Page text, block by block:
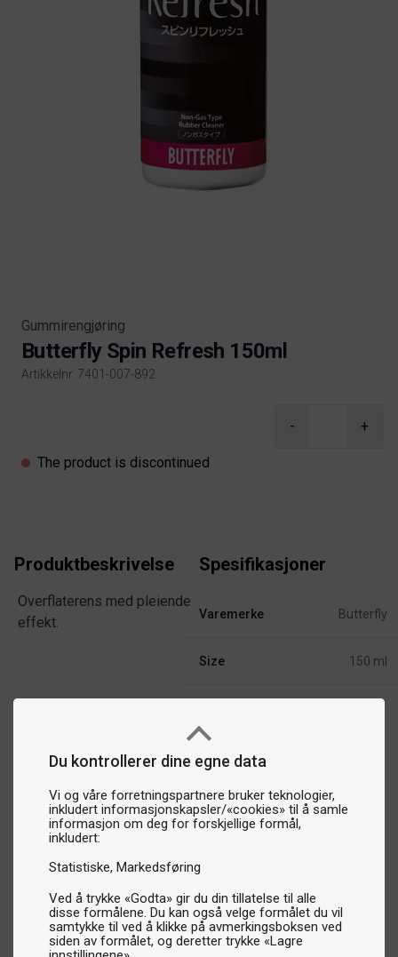
Du kontrollerer dine egne data
Vi og våre forretningspartnere bruker teknologier,
inkludert informasjonskapsler/«cookies» til å samle
informasjon om deg for forskjellige formål,
inkludert:
Statistiske Markedsføring
Ved å trykke «Godta» gir du din tillatelse til alle
disse formålene. Du kan også velge formålet du vil
samtykke til ved å klikke på avmerkingsboksen ved
siden av formålet, og deretter trykke «Lagre
Gummirengjøring
Butterfly Spin Refresh 150ml
Artikkelnr. 7401-007-892
- +
The product is discontinued
Produktbeskrivelse
Overflaterens med pleiende
effekt.
Spesifikasjoner
Varemerke Butterfly
Size 150 ml